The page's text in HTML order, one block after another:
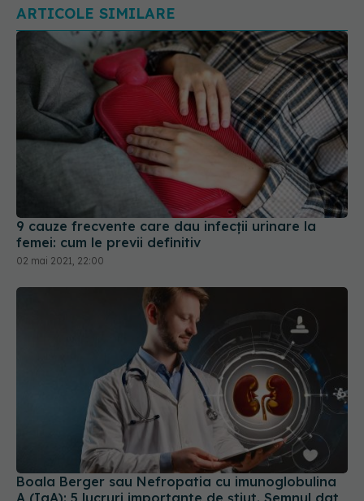
ARTICOLE SIMILARE
9 cauze frecvente care dau infecții urinare la
femei: cum le previi definitiv
02 mai 2021, 22:00
Boala Berger sau Nefropatia cu imunoglobulina